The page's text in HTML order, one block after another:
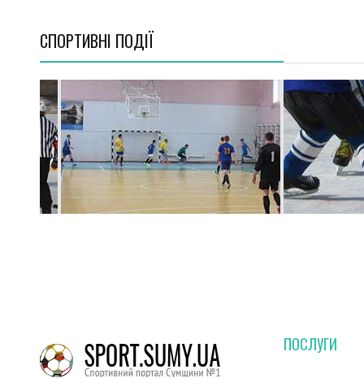
СПОРТИВНI ПОДІЇ
ПОСЛУГИ